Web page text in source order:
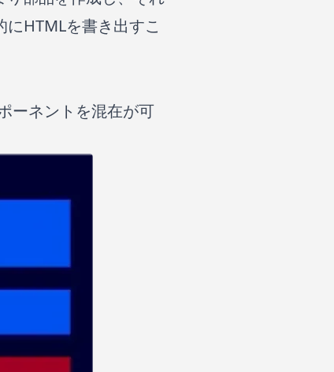
HTMLを書き出すこ
ーネントを混在が可